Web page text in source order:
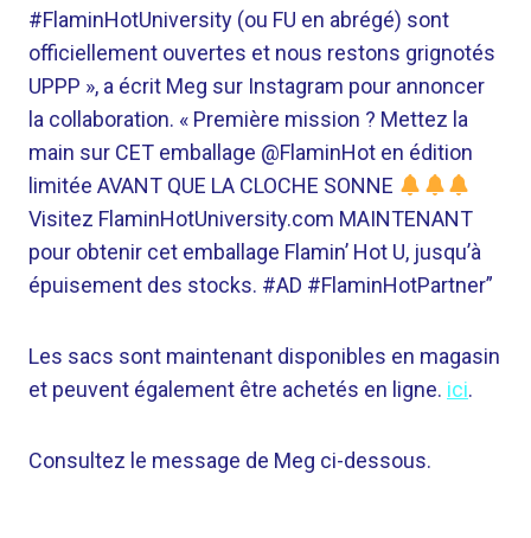
#FlaminHotUniversity (ou FU en abrégé) sont
officiellement ouvertes et nous restons grignotés
UPPP », a écrit Meg sur Instagram pour annoncer
la collaboration. « Première mission ? Mettez la
main sur CET emballage @FlaminHot en édition
limitée AVANT QUE LA CLOCHE SONNE
Visitez FlaminHotUniversity.com MAINTENANT
pour obtenir cet emballage Flamin’ Hot U, jusqu’à
épuisement des stocks. #AD #FlaminHotPartner”
Les sacs sont maintenant disponibles en magasin
et peuvent également être achetés en ligne. ici.
Consultez le message de Meg ci-dessous.